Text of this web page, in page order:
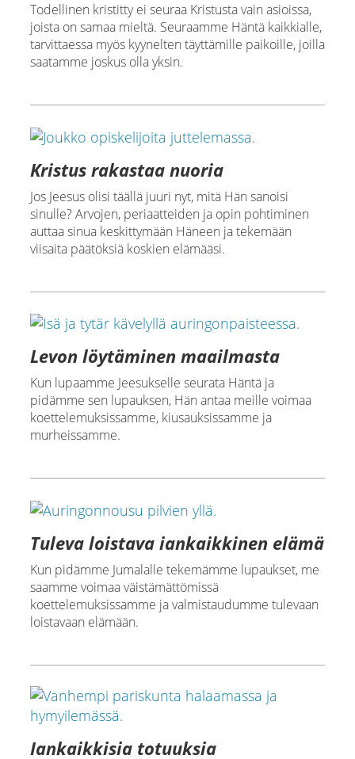
Todellinen kristitty ei seuraa Kristusta vain asioissa,
joista on samaa mieltä. Seuraamme Häntä kaikkialle,
tarvittaessa myös kyynelten täyttämille paikoille, joilla
saatamme joskus olla yksin.
Kristus rakastaa nuoria
Jos Jeesus olisi täällä juuri nyt, mitä Hän sanoisi
sinulle? Arvojen, periaatteiden ja opin pohtiminen
auttaa sinua keskittymään Häneen ja tekemään
viisaita päätöksiä koskien elämääsi.
Levon löytäminen maailmasta
Kun lupaamme Jeesukselle seurata Häntä ja
pidämme sen lupauksen, Hän antaa meille voimaa
koettelemuksissamme, kiusauksissamme ja
murheissamme.
Tuleva loistava iankaikkinen elämä
Kun pidämme Jumalalle tekemämme lupaukset, me
saamme voimaa väistämättömissä
koettelemuksissamme ja valmistaudumme tulevaan
loistavaan elämään.
Iankaikkisia totuuksia